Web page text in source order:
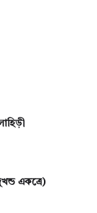
একত্রে)